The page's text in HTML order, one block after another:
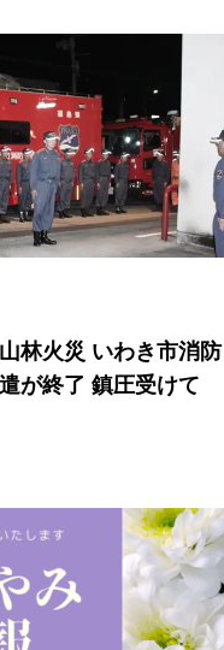
林火災 いわき市消防
が終了 鎮圧受けて